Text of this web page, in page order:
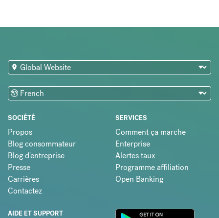
SOCIÉTÉ
Propos
Blog consommateur
Blog d'entreprise
Presse
Carrières
Contactez
SERVICES
Comment ça marche
Enterprise
Alertes taux
Programme affiliation
Open Banking
AIDE ET SUPPORT